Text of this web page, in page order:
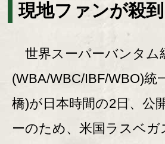
現地ファンが殺
世界スーパーバンタム
(WBA/WBC/IBF/WBO)統
橋)が日本時間の2日、公
ーのため、米国ラスベ